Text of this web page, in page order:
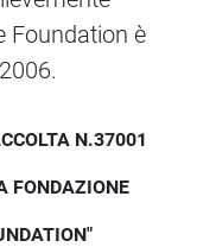
Foundation è
N.37001
FONDAZIONE